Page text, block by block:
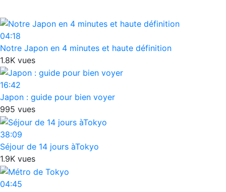
04:18
Notre Japon en 4 minutes et haute définition
1.8K vues
16:42
Japon : guide pour bien voyer
995 vues
38:09
Séjour de 14 jours àTokyo
1.9K vues
04:45